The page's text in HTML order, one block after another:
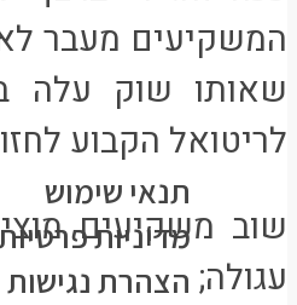
כל הפוסטים
פורום
צרו קשר
מידע משפטי
תנאי שימוש
מדיניות
הצהרת נגישות
המשקיעים מעבר
לריטואל הקבוע
שוב משקיעים
עגולה;